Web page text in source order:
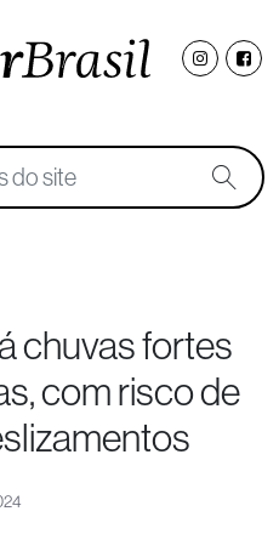
chuvas fortes
com risco de